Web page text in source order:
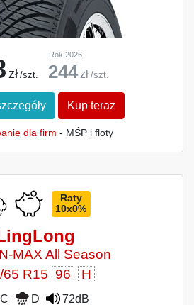
zł /szt.
Rok 2026
244 zł /szt.
Kup teraz
dla firm - MŚP i floty
Raty
10x0%
MAX All Season
65 R15 96 H
C D 72dB